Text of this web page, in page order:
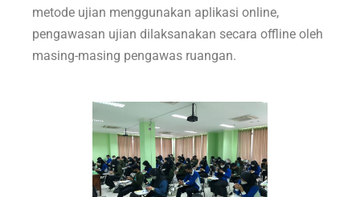
metode ujian menggunakan aplikasi online,
pengawasan ujian dilaksanakan secara offline oleh
masing-masing pengawas ruangan.